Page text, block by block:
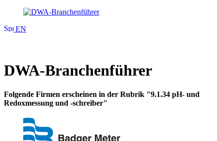
EN
DWA-Branchenführer
Folgende Firmen erscheinen in der Rubrik "9.1.34 pH- und
Redoxmessung und -schreiber"